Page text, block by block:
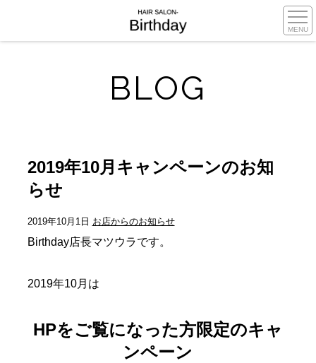
MENU
BLOG
2019年10月キャンペーンのお知
らせ
2019年10月1日 お店からのお知らせ
Birthday店長マツウラです。
2019年10月は
HPをご覧になった方限定のキャ
ンペーン